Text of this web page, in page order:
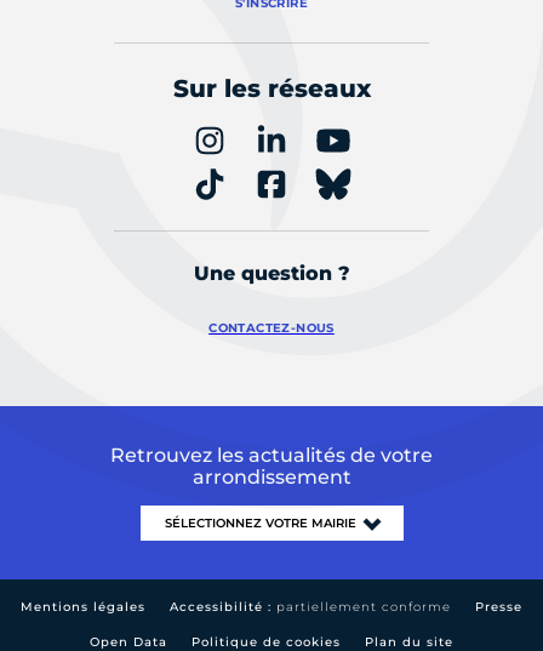
Sur les réseaux
Une question ?
CONTACTEZ-NOUS
Retrouvez les actualités de votre
arrondissement
Mentions légales Accessibilité : partiellement conforme Presse
Open Data Politique de cookies Plan du site